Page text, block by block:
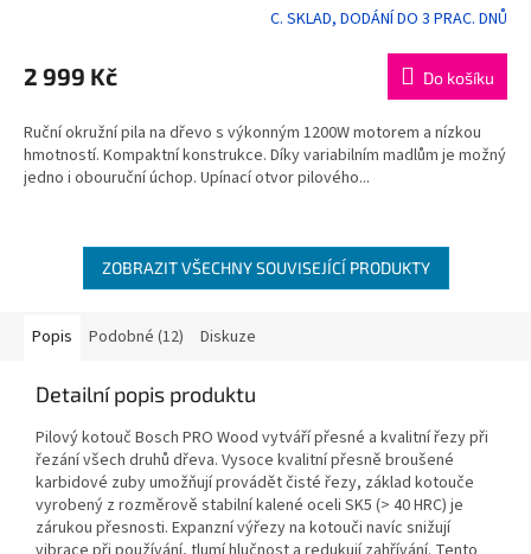
produktu
je
z
5
hvězdiček.
C. SKLAD, DODÁNÍ DO 3 PRAC. DNŮ
2 999 Kč Do košíku
Ruční okružní pila na dřevo s výkonným 1200W motorem a nízkou
hmotností. Kompaktní konstrukce. Díky variabilním madlům je možný
jedno i obouruční úchop. Upínací otvor pilového...
ZOBRAZIT VŠECHNY SOUVISEJÍCÍ PRODUKTY
Popis Podobné (12) Diskuze
Detailní popis produktu
Pilový kotouč Bosch PRO Wood vytváří přesné a kvalitní řezy při
řezání všech druhů dřeva. Vysoce kvalitní přesně broušené
karbidové zuby umožňují provádět čisté řezy, základ kotouče
vyrobený z rozměrově stabilní kalené oceli SK5 (> 40 HRC) je
zárukou přesnosti. Expanzní výřezy na kotouči navíc snižují